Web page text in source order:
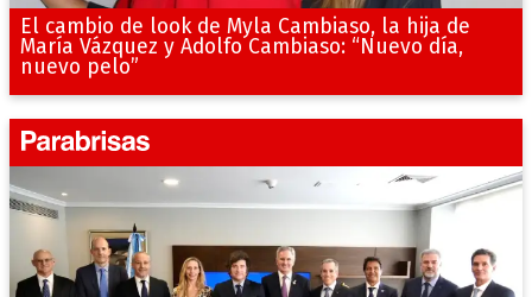
El cambio de look de Myla Cambiaso, la hija de
María Vázquez y Adolfo Cambiaso: “Nuevo día,
nuevo pelo”